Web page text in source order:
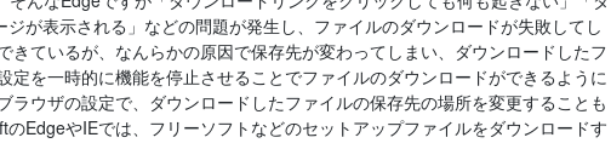
が表示される」などの問題が発生し、ファイルのダウンロードが失敗してし
きているが、なんらかの原因で保存先が変わってしまい、ダウンロードしたフ
定を一時的に機能を停止させることでファイルのダウンロードができるように
ラウザの設定で、ダウンロードしたファイルの保存先の場所を変更することも
EdgeやIEでは、フリーソフトなどのセットアップファイルをダウンロードす